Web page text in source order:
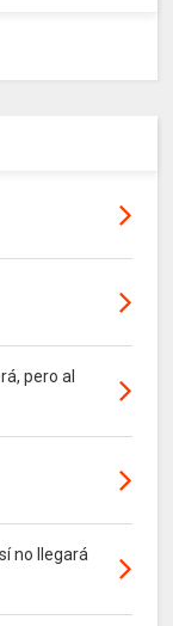
pero al
no llegará